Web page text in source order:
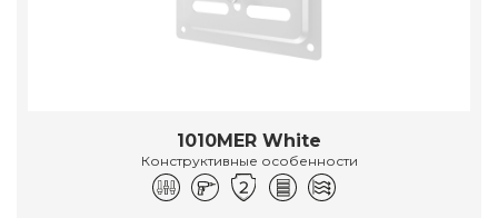
1010MER White
Конструктивные особенности